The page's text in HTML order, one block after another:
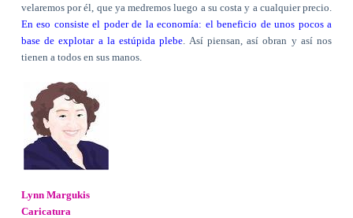
velaremos por él, que ya medremos luego a su costa y a cualquier precio.
En eso consiste el poder de la economía: el beneficio de unos pocos a
base de explotar a la estúpida plebe . Así piensan, así obran y así nos
tienen a todos en sus manos.
Lynn Margukis
Caricatura